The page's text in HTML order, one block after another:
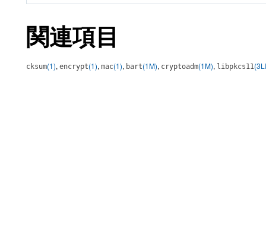
関連項目
cksum(1), encrypt(1), mac(1), bart(1M), cryptoadm(1M), libpkcs11